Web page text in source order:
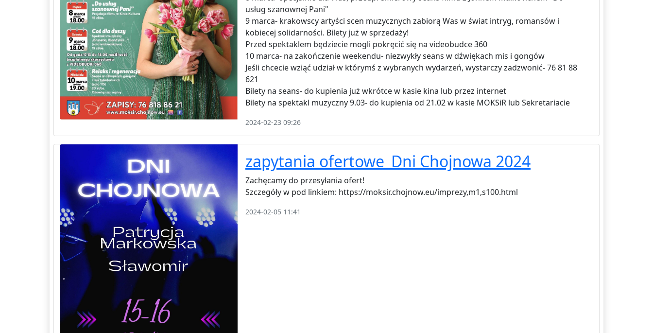
usług szanownej Pani"
9 marca- krakowscy artyści scen muzycznych zabiorą Was w świat intryg, romansów i
kobiecej solidarności. Bilety już w sprzedaży!
Przed spektaklem będziecie mogli pokręcić się na videobudce 360
10 marca- na zakończenie weekendu- niezwykły seans w dźwiękach mis i gongów
Jeśli chcecie wziąć udział w którymś z wybranych wydarzeń, wystarczy zadzwonić- 76 81 88
621
Bilety na seans- do kupienia już wkrótce w kasie kina lub przez internet
Bilety na spektakl muzyczny 9.03- do kupienia od 21.02 w kasie MOKSiR lub Sekretariacie
2024-02-23 09:26
zapytania ofertowe_Dni Chojnowa 2024
Zachęcamy do przesyłania ofert!
Szczegóły w pod linkiem: https://moksir.chojnow.eu/imprezy,m1,s100.html
2024-02-05 11:41